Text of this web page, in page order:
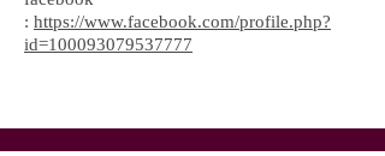
: https://www.facebook.com/profile.php?
id=100093079537777